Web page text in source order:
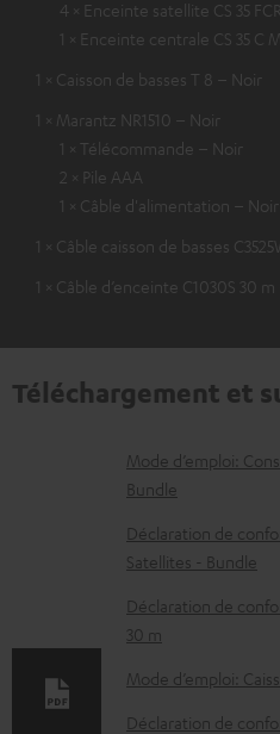
4 × Enceinte satellite CS 35
1 × Enceinte centrale CS 35 C
1 × Caisson de basses T 8 – Noir
1 × Marantz NR1510 – Noir
1 × Télécommande – Noir
2 × Pile AAA
1 × Câble d'alimentation – Noir
1 × Câble caisson de basses
1 × Câble d’enceinte C1030S 30
Téléchargement et
D
o
c
u
m
e
n
t
Mode d’emploi:
Bundle
Déclaration de
Satellites - Bundle
Déclaration de
30 m
Mode d’emploi:
Déclaration de